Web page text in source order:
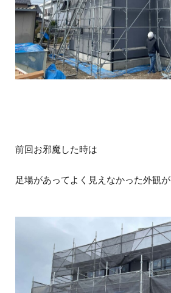
前回お邪魔した時は
足場があってよく見えなかった外観が